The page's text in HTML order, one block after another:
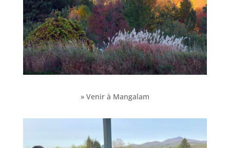
» Venir à Mangalam